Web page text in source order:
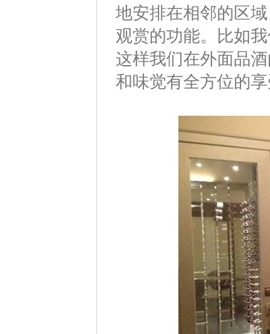
地安排在相邻的区
观赏的功能。比如
这样我们在外面品
和味觉有全方位的